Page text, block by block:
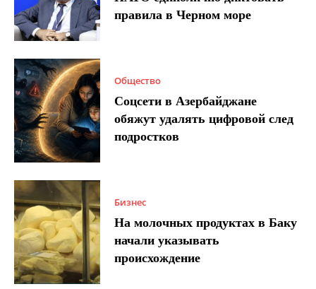
правила в Черном море
Общество
Соцсети в Азербайджане
обяжут удалять цифровой след
подростков
Бизнес
На молочных продуктах в Баку
начали указывать
происхождение